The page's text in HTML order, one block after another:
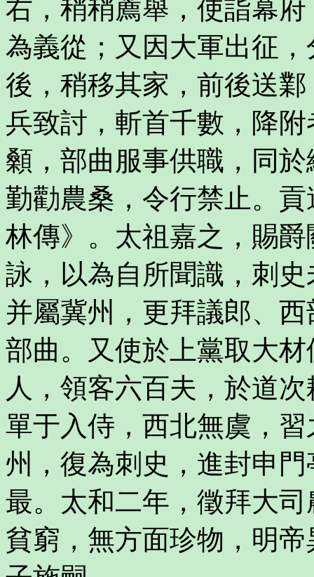
右，稍稍薦舉，使詣幕
為義從；又因大軍出征
後，稍移其家，前後送
兵致討，斬首千數，降
顙，部曲服事供職，同
勤勸農桑，令行禁止。
林傳》。太祖嘉之，賜
詠，以為自所聞識，刺
并屬冀州，更拜議郎、
部曲。又使於上黨取大
人，領客六百夫，於道
單于入侍，西北無虞，
州，復為刺史，進封申
最。太和二年，徵拜大
貧窮，無方面珍物，明